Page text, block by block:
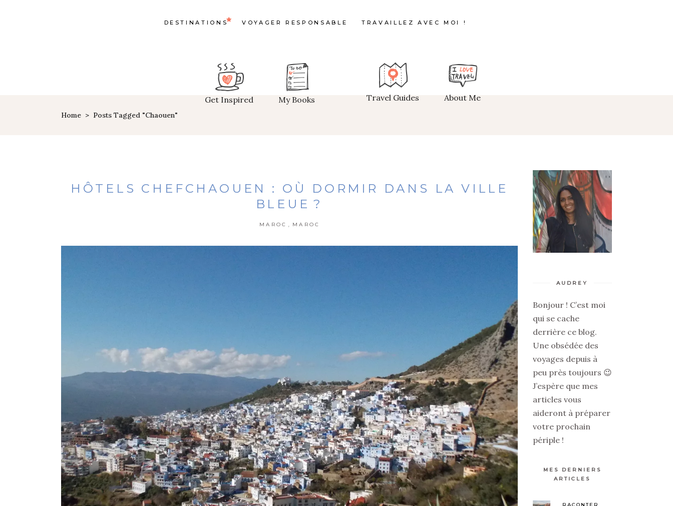
DESTINATIONS VOYAGER RESPONSABLE TRAVAILLEZ AVEC MOI !
Get Inspired My Books Travel Guides About Me
Home > Posts Tagged "Chaouen"
HÔTELS CHEFCHAOUEN : OÙ DORMIR DANS LA VILLE
BLEUE ?
MAROC MAROC
AUDREY
Bonjour ! C’est moi
qui se cache
derrière ce blog.
Une obsédée des
voyages depuis à
peu près toujours 😉
J’espère que mes
articles vous
aideront à préparer
votre prochain
périple !
MES DERNIERS
ARTICLES